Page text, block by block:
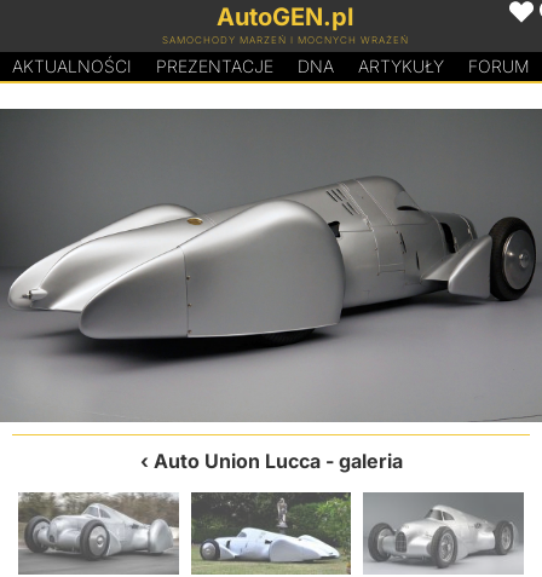
AutoGEN.pl
SAMOCHODY MARZEŃ I MOCNYCH WRAŻEŃ
AKTUALNOŚCI PREZENTACJE DNA ARTYKUŁY FORUM
Auto Union Lucca- galeria